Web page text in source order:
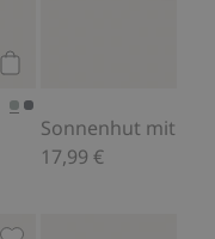
Sonnenhut mit
17,99 €